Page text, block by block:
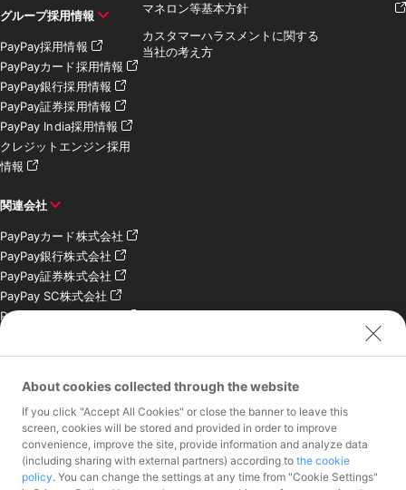
グループ採用情報
PayPay採用情報
PayPayカード採用情報
PayPay銀行採用情報
PayPay証券採用情報
PayPay India採用情報
クレジットエンジン採用
情報
関連会社
PayPayカード株式会社
PayPay銀行株式会社
PayPay証券株式会社
PayPay SC株式会社
PayPay India Pvt. Ltd.
会社
お問い合わせ
加盟店様専用お問い合わ
報道関係者様専用お問い
合わせ
マネロン等基本方針
カスタマーハラスメントに関する
当社の考え方
About cookies collected through the website
If you click "Accept All Cookies" or close the banner to leave this
screen, cookies will be stored and provided in order to improve
convenience, improve the site, provide information and analyze data
(including sharing with external partners) according to the cookie
policy. You can change the settings at any time from "Cookie Settings"